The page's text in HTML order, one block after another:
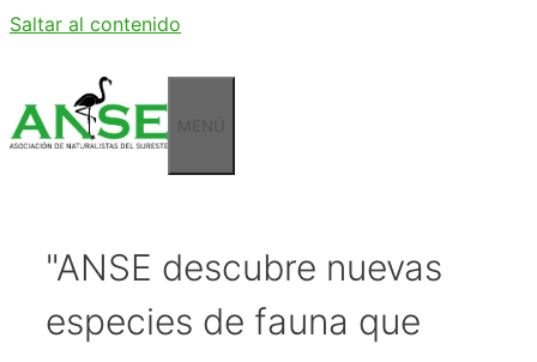
Saltar al contenido
"ANSE descubre nuevas
especies de fauna que